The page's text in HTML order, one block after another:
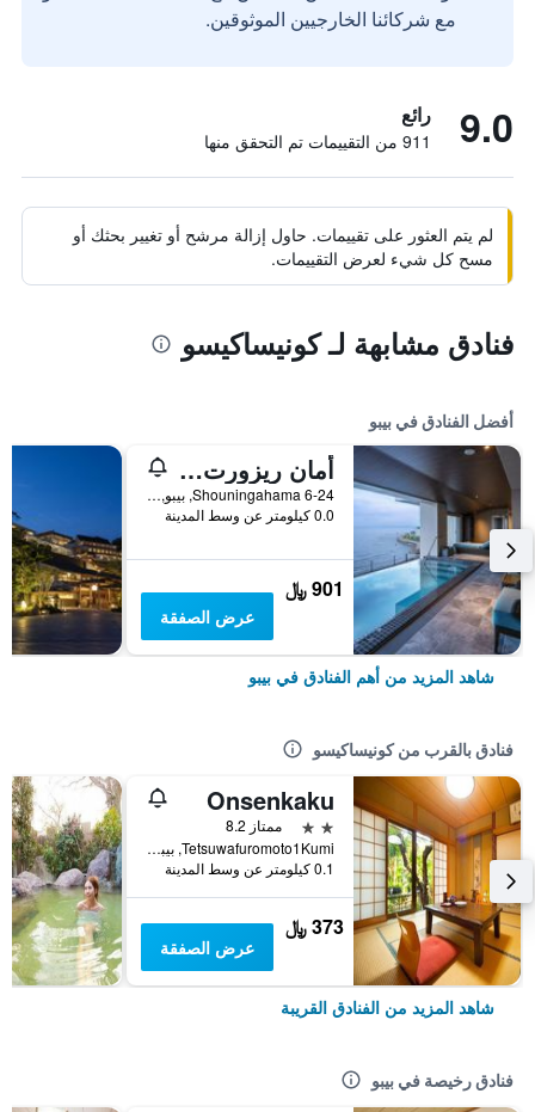
مع شركائنا الخارجيين الموثوقين.
9.0 رائع
911 من التقييمات تم التحقق منها
لم يتم العثور على تقييمات. حاول إزالة مرشح أو تغيير بحثك أو
مسح كل شيء لعرض التقييمات.
فنادق مشابهة لـ كونيساكيسو
أفضل الفنادق في بيبو
أمان ريزورت سيكاي
6-24 Shouningahama, بيبو, اليابان
0.0 كيلومتر عن وسط المدينة
901 ﷼
عرض الصفقة
شاهد المزيد من أهم الفنادق في بيبو
فنادق بالقرب من كونيساكيسو
Onsenkaku
2 نجمتين
ممتاز 8.2
Tetsuwafuromoto1Kumi, بيبو, اليابان
0.1 كيلومتر عن وسط المدينة
373 ﷼
عرض الصفقة
شاهد المزيد من الفنادق القريبة
فنادق رخيصة في بيبو